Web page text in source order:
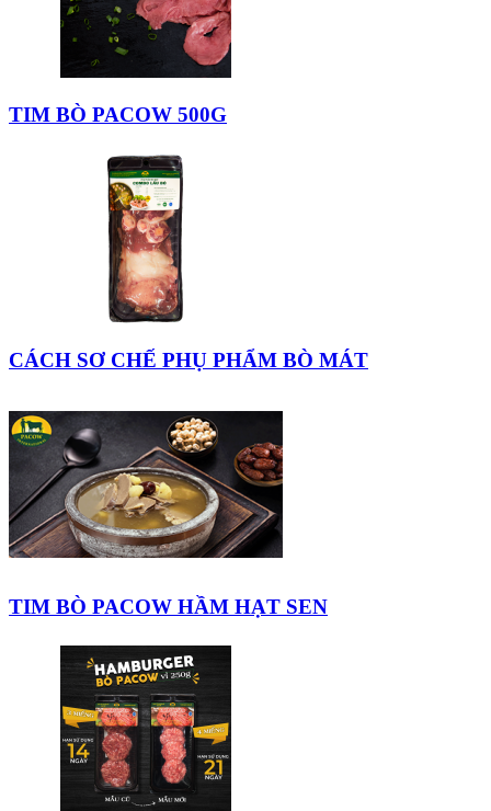
TIM BÒ PACOW 500G
CÁCH SƠ CHẾ PHỤ PHẨM BÒ MÁT
TIM BÒ PACOW HẦM HẠT SEN